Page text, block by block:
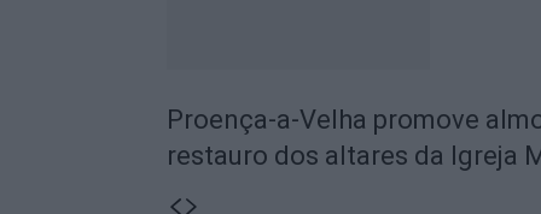
Proença-a-Velha promove
restauro dos altares da Igreja